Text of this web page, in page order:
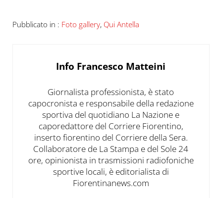
Pubblicato in : Foto gallery, Qui Antella
Info Francesco Matteini
Giornalista professionista, è stato
capocronista e responsabile della redazione
sportiva del quotidiano La Nazione e
caporedattore del Corriere Fiorentino,
inserto fiorentino del Corriere della Sera.
Collaboratore de La Stampa e del Sole 24
ore, opinionista in trasmissioni radiofoniche
sportive locali, è editorialista di
Fiorentinanews.com